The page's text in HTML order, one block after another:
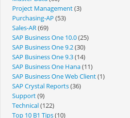
Project Management(3)
Purchasing-AP (53)
Sales-AR(69)
SAP Business One 10.0(25)
SAP Business One 9.2(30)
SAP Business One 9.3(14)
SAP Business One Hana(11)
SAP Business One Web Client(1)
SAP Crystal Reports(36)
Support(9)
Technical(122)
Top 10 B1 Tips(10)